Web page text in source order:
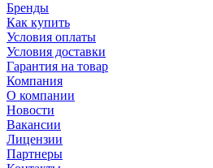
Бренды
Как купить
Условия оплаты
Условия доставки
Гарантия на товар
Компания
О компании
Новости
Вакансии
Лицензии
Партнеры